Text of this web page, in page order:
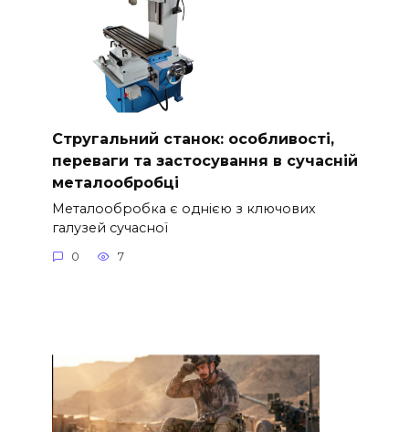
Стругальний станок: особливості,
переваги та застосування в сучасній
металообробці
Металообробка є однією з ключових
галузей сучасної
0 7